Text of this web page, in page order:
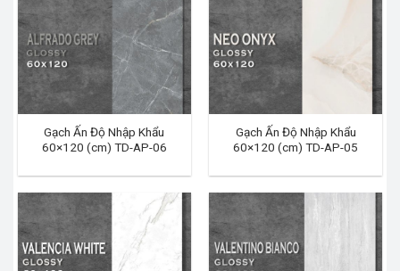
Gạch Ấn Độ Nhập Khẩu
60×120 (cm) TD-AP-06
Gạch Ấn Độ Nhập Khẩu
60×120 (cm) TD-AP-05